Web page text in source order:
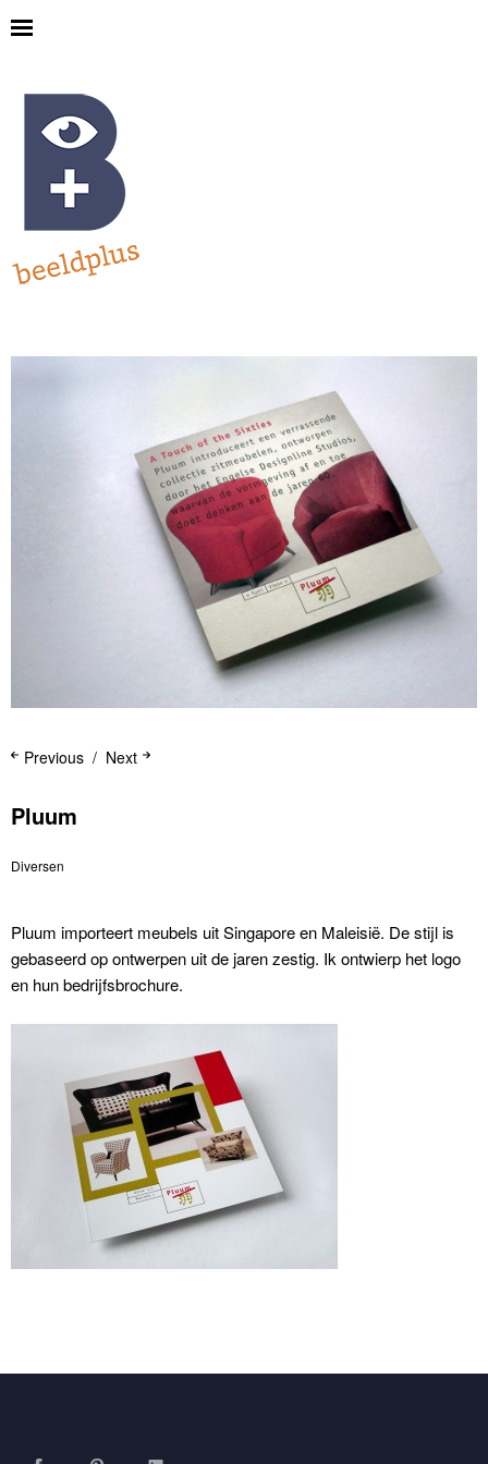
Next
Previous
Pluum
Diversen
Pluum importeert meubels uit Singapore en Maleisië. De stijl is
gebaseerd op ontwerpen uit de jaren zestig. Ik ontwierp het logo
en hun bedrijfsbrochure.